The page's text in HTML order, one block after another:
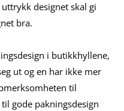
designet skal gi
bra.
i butikkhyllene,
ut og en har ikke mer
til
gode pakningsdesign